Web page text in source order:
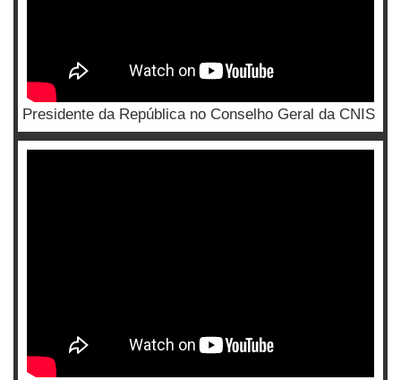
Presidente da República no Conselho Geral da CNIS